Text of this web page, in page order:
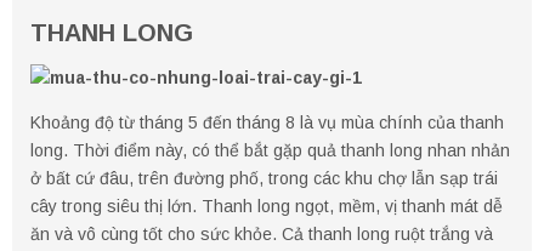
THANH LONG
Khoảng độ từ tháng 5 đến tháng 8 là vụ mùa chính của thanh
long. Thời điểm này, có thể bắt gặp quả thanh long nhan nhản
ở bất cứ đâu, trên đường phố, trong các khu chợ lẫn sạp trái
cây trong siêu thị lớn. Thanh long ngọt, mềm, vị thanh mát dễ
ăn và vô cùng tốt cho sức khỏe. Cả thanh long ruột trắng và